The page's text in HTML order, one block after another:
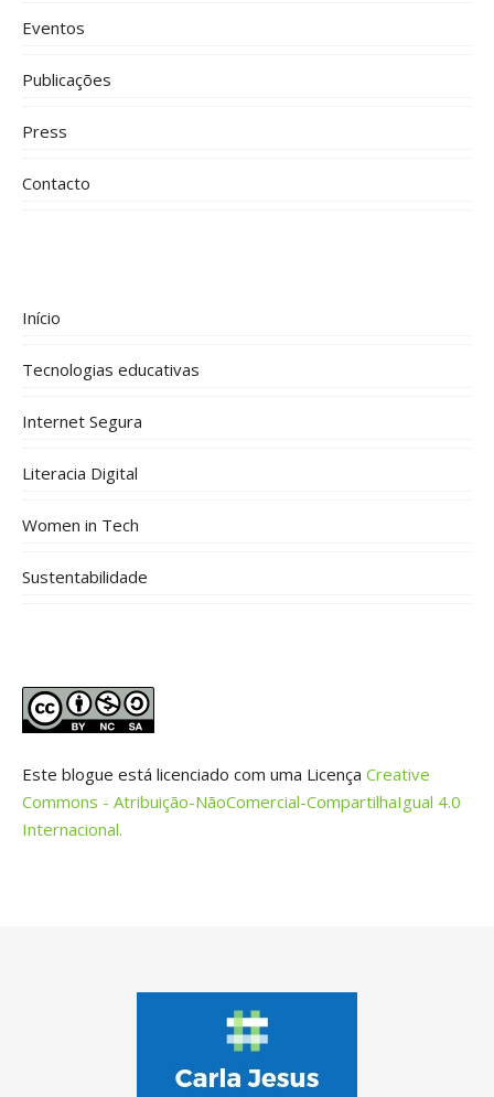
Eventos
Publicações
Press
Contacto
Início
Tecnologias educativas
Internet Segura
Literacia Digital
Women in Tech
Sustentabilidade
Este blogue está licenciado com uma Licença Creative
Commons - Atribuição-NãoComercial-CompartilhaIgual 4.0
Internacional.